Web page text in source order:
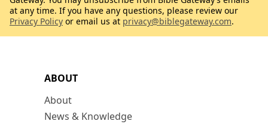
ABOUT
About
News & Knowledge
at any time. If you have any questions, please review our
Privacy Policy or email us at privacy@biblegateway.com.